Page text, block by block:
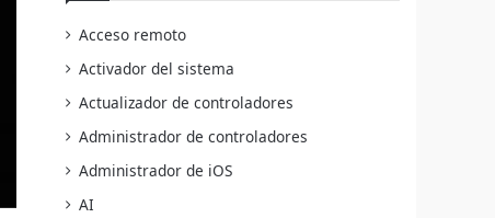
Acceso remoto
Activador del sistema
Actualizador de controladores
Administrador de controladores
Administrador de iOS
AI